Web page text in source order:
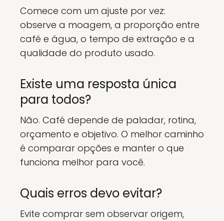
Comece com um ajuste por vez:
observe a moagem, a proporção entre
café e água, o tempo de extração e a
qualidade do produto usado.
Existe uma resposta única
para todos?
Não. Café depende de paladar, rotina,
orçamento e objetivo. O melhor caminho
é comparar opções e manter o que
funciona melhor para você.
Quais erros devo evitar?
Evite comprar sem observar origem,